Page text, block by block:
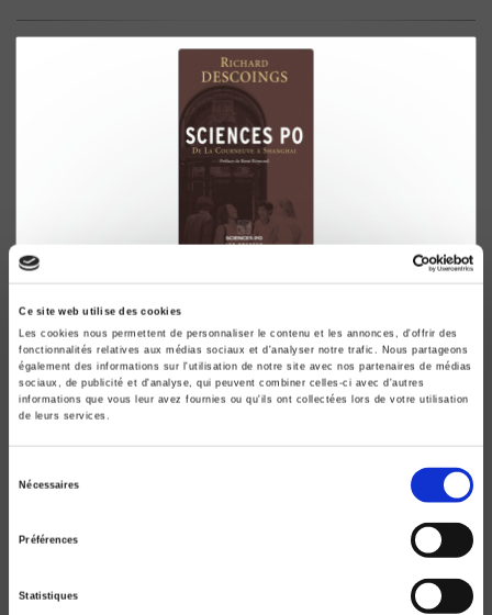
Ce site web utilise des cookies
Les cookies nous permettent de personnaliser le contenu et les annonces, d'offrir des
fonctionnalités relatives aux médias sociaux et d'analyser notre trafic. Nous partageons
également des informations sur l'utilisation de notre site avec nos partenaires de médias
sociaux, de publicité et d'analyse, qui peuvent combiner celles-ci avec d'autres
informations que vous leur avez fournies ou qu'ils ont collectées lors de votre utilisation
de leurs services.
Nécessaires
Préférences
Statistiques
Sciences Po
De la Courneuve à Shanghai
Richard Descoings
René Rémond